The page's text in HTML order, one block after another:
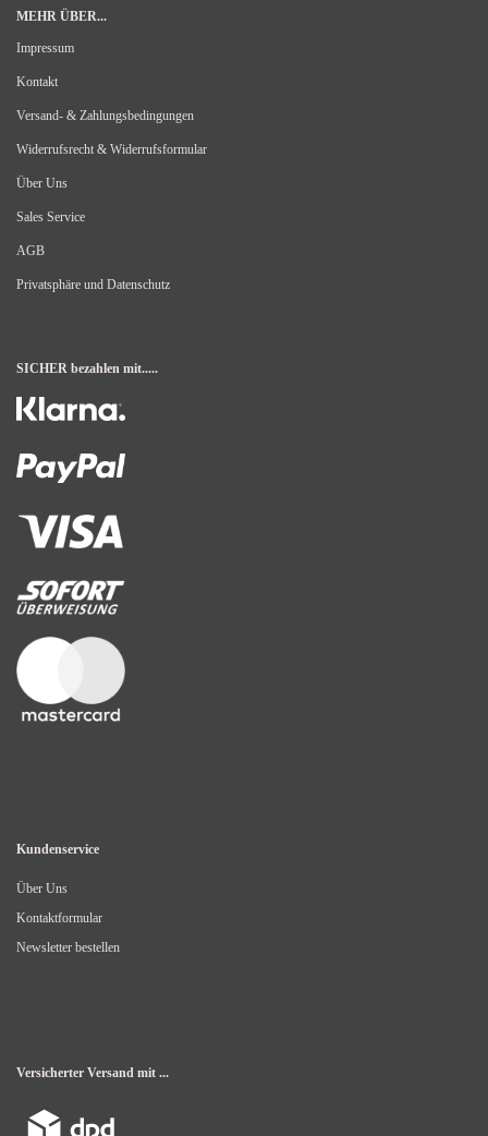
MEHR ÜBER...
Impressum
Kontakt
Versand- & Zahlungsbedingungen
Widerrufsrecht & Widerrufsformular
Über Uns
Sales Service
AGB
Privatsphäre und Datenschutz
SICHER bezahlen mit.....
Kundenservice
Über Uns
Kontaktformular
Newsletter bestellen
Versicherter Versand mit ...